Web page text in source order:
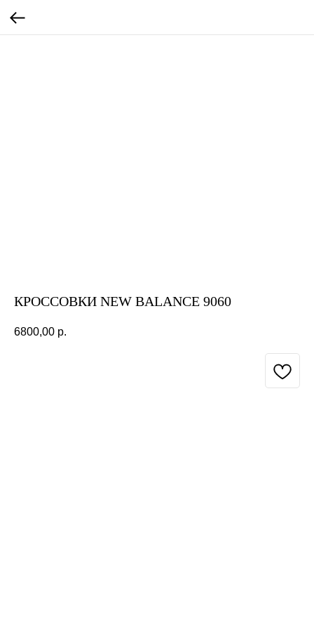
КРОССОВКИ NEW BALANCE 9060
6800,00 р.